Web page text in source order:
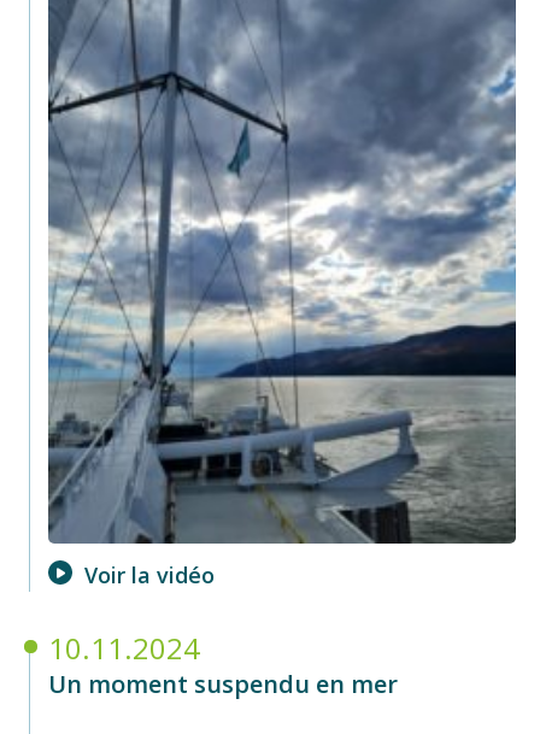
Voir la vidéo
10.11.2024
Un moment suspendu en mer